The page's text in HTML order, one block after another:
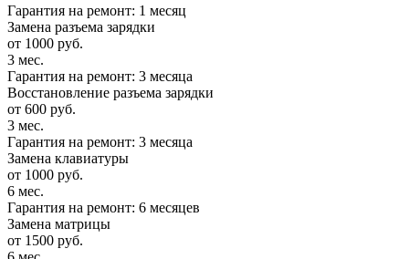
Гарантия на ремонт: 1 месяц
Замена разъема зарядки
от 1000 руб.
3 мес.
Гарантия на ремонт: 3 месяца
Восстановление разъема зарядки
от 600 руб.
3 мес.
Гарантия на ремонт: 3 месяца
Замена клавиатуры
от 1000 руб.
6 мес.
Гарантия на ремонт: 6 месяцев
Замена матрицы
от 1500 руб.